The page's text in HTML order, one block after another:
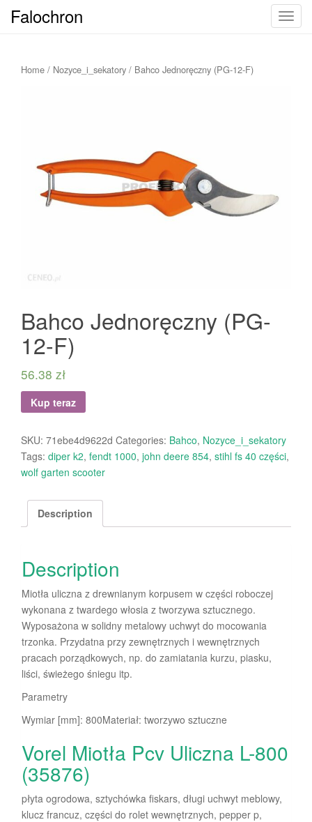
T
Falochron
Home / Nozyce_i_sekatory / Bahco Jednoręczny (PG-12-F)
Bahco Jednoręczny (PG-
12-F)
56.38 zł
Kup teraz
SKU: 71ebe4d9622d Categories: Bahco, Nozyce_i_sekatory
Tags: diper k2, fendt 1000, john deere 854, stihl fs 40 części,
wolf garten scooter
Description
Description
Miotła uliczna z drewnianym korpusem w części roboczej
wykonana z twardego włosia z tworzywa sztucznego.
Wyposażona w solidny metalowy uchwyt do mocowania
trzonka. Przydatna przy zewnętrznych i wewnętrznych
pracach porządkowych, np. do zamiatania kurzu, piasku,
liści, świeżego śniegu itp.
Parametry
Wymiar [mm]: 800Materiał: tworzywo sztuczne
Vorel Miotła Pcv Uliczna L-800
(35876)
płyta ogrodowa, sztychówka fiskars, długi uchwyt meblowy,
klucz francuz, części do rolet wewnętrznych, pepper p,